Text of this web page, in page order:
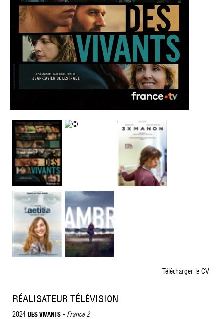
Télécharger le CV
RÉALISATEUR TÉLÉVISION
2024 DES VIVANTS - France 2